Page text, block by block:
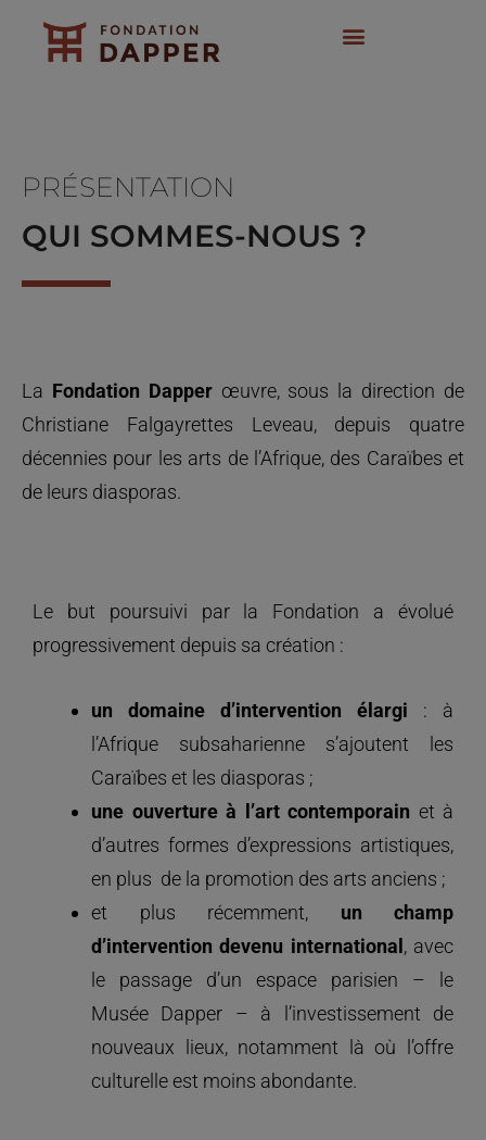
contenu
PRÉSENTATION
QUI SOMMES-NOUS ?
La Fondation Dapperœuvre, sous la direction de
Christiane Falgayrettes Leveau, depuis quatre
décennies pour les arts de l’Afrique, des Caraïbes et
de leurs diasporas.
Le but poursuivi par la Fondation a évolué
progressivement depuis sa création :
un domaine d’intervention élargi : à
l’Afrique subsaharienne s’ajoutent les
Caraïbes et les diasporas ;
une ouverture à l’art contemporain et à
d’autres formes d’expressions artistiques,
en plus de la promotion des arts anciens ;
et plus récemment, un champ
d’intervention devenu international , avec
le passage d’un espace parisien – le
Musée Dapper – à l’investissement de
nouveaux lieux, notamment là où l’offre
culturelle est moins abondante.